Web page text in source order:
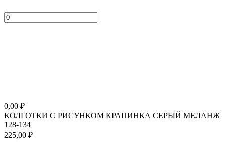
0,00 ₽
КОЛГОТКИ С РИСУНКОМ КРАПИНКА СЕРЫЙ МЕЛАНЖ
128-134
225,00 ₽